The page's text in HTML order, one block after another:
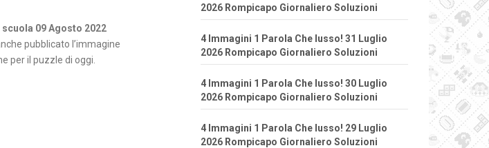
09 Agosto 2022
pubblicato l’immagine
per il puzzle di oggi.
2026 Rompicapo Giornaliero Soluzioni
4 Immagini 1 Parola Che lusso! 31 Luglio
2026 Rompicapo Giornaliero Soluzioni
4 Immagini 1 Parola Che lusso! 30 Luglio
2026 Rompicapo Giornaliero Soluzioni
4 Immagini 1 Parola Che lusso! 29 Luglio
2026 Rompicapo Giornaliero Soluzioni